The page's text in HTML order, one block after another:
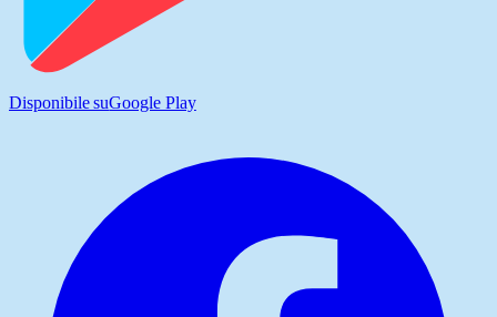
Disponibile suGoogle Play